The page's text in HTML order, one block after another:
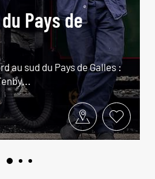
Pays de
au sud du Pays de Galles :